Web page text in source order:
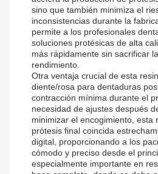
sino que también minimiza el
inconsistencias durante la
permite a los profesionales
soluciones protésicas de alta
más rápidamente sin sacrificar
rendimiento.
Otra ventaja crucial de esta
diente/rosa para dentaduras
contracción mínima durante el
necesidad de ajustes después
minimizar el encogimiento, esta
prótesis final coincida
digital, proporcionando a los
cómodo y preciso desde el
especialmente importante en